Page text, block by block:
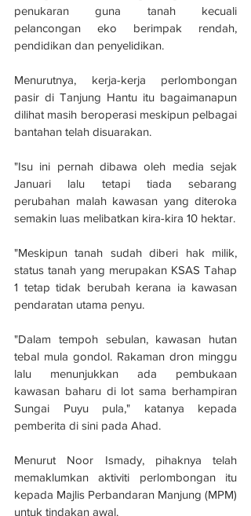
penukaran guna tanah kecuali
pelancongan eko berimpak rendah,
pendidikan dan penyelidikan.
Menurutnya, kerja-kerja perlombongan
pasir di Tanjung Hantu itu bagaimanapun
dilihat masih beroperasi meskipun pelbagai
bantahan telah disuarakan.
"Isu ini pernah dibawa oleh media sejak
Januari lalu tetapi tiada sebarang
perubahan malah kawasan yang diteroka
semakin luas melibatkan kira-kira 10 hektar.
"Meskipun tanah sudah diberi hak milik,
status tanah yang merupakan KSAS Tahap
1 tetap tidak berubah kerana ia kawasan
pendaratan utama penyu.
"Dalam tempoh sebulan, kawasan hutan
tebal mula gondol. Rakaman dron minggu
lalu menunjukkan ada pembukaan
kawasan baharu di lot sama berhampiran
Sungai Puyu pula," katanya kepada
pemberita di sini pada Ahad.
Menurut Noor Ismady, pihaknya telah
memaklumkan aktiviti perlombongan itu
kepada Majlis Perbandaran Manjung (MPM)
untuk tindakan awal.